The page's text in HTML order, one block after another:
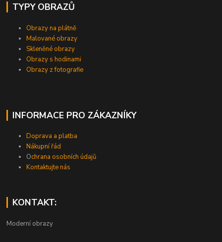
TYPY OBRAZŮ
Obrazy na plátně
Malované obrazy
Skleněné obrazy
Obrazy s hodinami
Obrazy z fotografie
INFORMACE PRO ZÁKAZNÍKY
Doprava a platba
Nákupní řád
Ochrana osobních údajů
Kontaktujte nás
KONTAKT:
Moderní obrazy